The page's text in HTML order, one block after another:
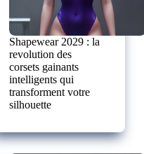
Shapewear 2029 : la
revolution des
corsets gainants
intelligents qui
transforment votre
silhouette